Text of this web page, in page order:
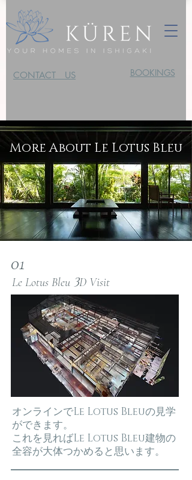
CONTACT US BOOKINGS
More About Le Lotus Bleu
01
Le Lotus Bleu 3D Visit
​オンラインでLe Lotus Bleuの見学
ができます。
これを見ればLe Lotus Bleu建物の
全容が大体つかめると思います。